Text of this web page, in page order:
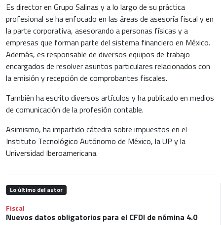
Es director en Grupo Salinas y a lo largo de su práctica
profesional se ha enfocado en las áreas de asesoría fiscal y en
la parte corporativa, asesorando a personas físicas y a
empresas que forman parte del sistema financiero en México.
Además, es responsable de diversos equipos de trabajo
encargados de resolver asuntos particulares relacionados con
la emisión y recepción de comprobantes fiscales.
También ha escrito diversos artículos y ha publicado en medios
de comunicación de la profesión contable.
Asimismo, ha impartido cátedra sobre impuestos en el
Instituto Tecnológico Autónomo de México, la UP y la
Universidad Iberoamericana.
Lo último del autor
Fiscal
Nuevos datos obligatorios para el CFDI de nómina 4.0